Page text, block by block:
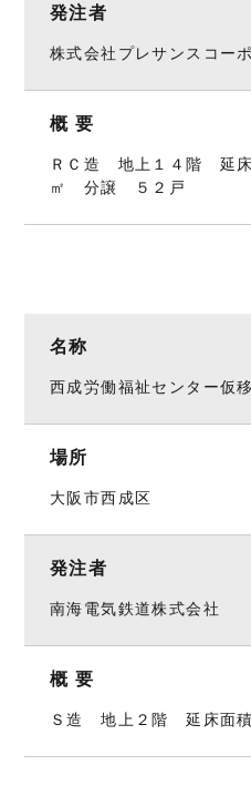
発注者
株式会社プレサンスコー
概 要
ＲＣ造 地上１４階 延
㎡ 分譲 ５２戸
名称
西成労働福祉センター仮
場所
大阪市西成区
発注者
南海電気鉄道株式会社
概 要
Ｓ造 地上２階 延床面